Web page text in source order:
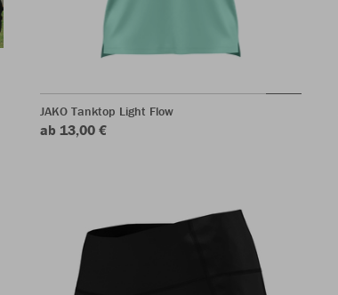
JAKO Tanktop Light Flow
ab 13,00 €